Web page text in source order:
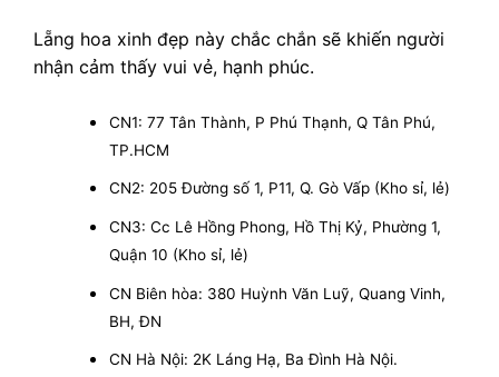
Lẵng hoa xinh đẹp này chắc chắn sẽ khiến người
nhận cảm thấy vui vẻ, hạnh phúc.
CN1: 77 Tân Thành, P Phú Thạnh, Q Tân Phú,
TP.HCM
CN2: 205 Đường số 1, P11, Q. Gò Vấp (Kho sỉ, lẻ)
CN3: Cc Lê Hồng Phong, Hồ Thị Kỷ, Phường 1,
Quận 10 (Kho sỉ, lẻ)
CN Biên hòa: 380 Huỳnh Văn Luỹ, Quang Vinh,
BH, ĐN
CN Hà Nội: 2K Láng Hạ, Ba Đình Hà Nội.